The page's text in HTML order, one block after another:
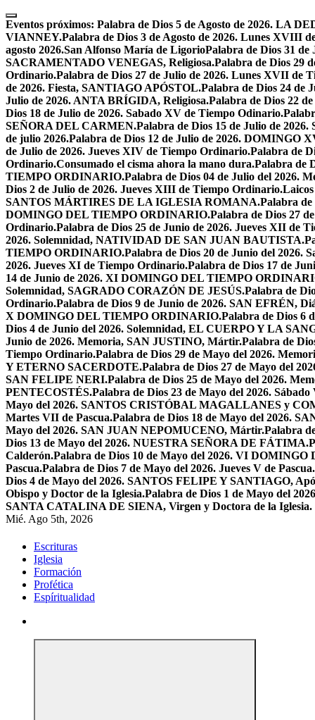
Skip
to
content
Eventos próximos: Palabra de Dios 5 de Agosto de 2026. LA
VIANNEY.Palabra de Dios 3 de Agosto de 2026. Lunes XVIII
agosto 2026.San Alfonso María de LigorioPalabra de Dios 31
SACRAMENTADO VENEGAS, Religiosa.Palabra de Dios 29
Ordinario.Palabra de Dios 27 de Julio de 2026. Lunes XVII de
de 2026. Fiesta, SANTIAGO APÓSTOL.Palabra de Dios 24 de
Julio de 2026. ANTA BRÍGIDA, Religiosa.Palabra de Dios 22
Dios 18 de Julio de 2026. Sabado XV de Tiempo Odinario.
SEÑORA DEL CARMEN.Palabra de Dios 15 de Julio de
de julio 2026.Palabra de Dios 12 de Julio de 2026.
de Julio de 2026. Jueves XIV de Tiempo Ordinario.Palabra de
Ordinario.Consumado el cisma ahora la mano dura.Palabra de
TIEMPO ORDINARIO.Palabra de Dios 04 de Julio del 2026.
Dios 2 de Julio de 2026. Jueves XIII de Tiempo Ordinario.
SANTOS MÁRTIRES DE LA IGLESIA ROMANA.Palabra de
DOMINGO DEL TIEMPO ORDINARIO.Palabra de Dios 27
Ordinario.Palabra de Dios 25 de Junio de 2026. Jueves XII de
2026. Solemnidad, NATIVIDAD DE SAN JUAN BAUTISTA.
TIEMPO ORDINARIO.Palabra de Dios 20 de Junio del 2026.
2026. Jueves XI de Tiempo Ordinario.Palabra de Dios 17 de
14 de Junio de 2026. XI DOMINGO DEL TIEMPO
Solemnidad, SAGRADO CORAZÓN DE JESÚS.Palabra de
Ordinario.Palabra de Dios 9 de Junio de 2026. SAN EFRÉN,
X DOMINGO DEL TIEMPO ORDINARIO.Palabra de Dios 6
Dios 4 de Junio del 2026. Solemnidad, EL CUERPO Y LA
Junio de 2026. Memoria, SAN JUSTINO, Mártir.Palabra de
Tiempo Ordinario.Palabra de Dios 29 de Mayo del 2026.
Y ETERNO SACERDOTE.Palabra de Dios 27 de Mayo del
SAN FELIPE NERI.Palabra de Dios 25 de Mayo del 2026.
PENTECOSTÉS.Palabra de Dios 23 de Mayo del 2026.
Mayo del 2026. SANTOS CRISTÓBAL MAGALLANES y
Martes VII de Pascua.Palabra de Dios 18 de Mayo del 2026.
Mayo del 2026. SAN JUAN NEPOMUCENO, Mártir.Palabra
Dios 13 de Mayo del 2026. NUESTRA SEÑORA DE FÁTIMA.
Calderón.Palabra de Dios 10 de Mayo del 2026. VI DOMINGO
Pascua.Palabra de Dios 7 de Mayo del 2026. Jueves V de Pascua.
Dios 4 de Mayo del 2026. SANTOS FELIPE Y SANTIAGO,
Obispo y Doctor de la Iglesia.Palabra de Dios 1 de Mayo del
SANTA CATALINA DE SIENA, Virgen y Doctora de la Iglesia.
Mié. Ago 5th, 2026
Escrituras
Iglesia
Formación
Profética
Espíritualidad